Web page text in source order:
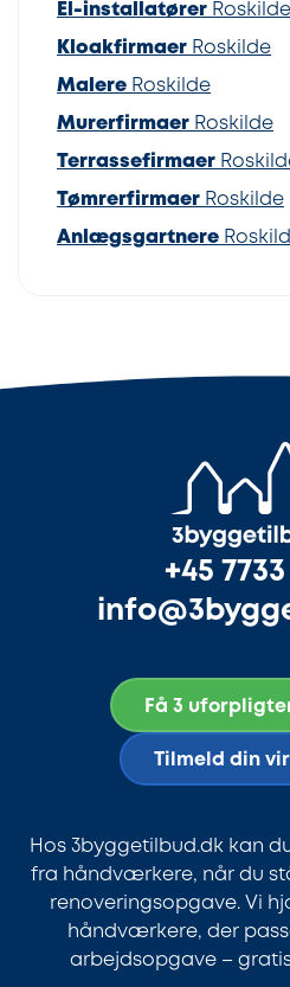
El-installatører Roskilde
Kloakfirmaer Roskilde
Malere Roskilde
Murerfirmaer Roskilde
Terrassefirmaer
Tømrerfirmaer Roskilde
Anlægsgartnere
+45
Få 3
Tilmeld din
Hos 3byggetilbud.dk kan
fra håndværkere, når du
renoveringsopgave. Vi
håndværkere, der
arbejdsopgave –